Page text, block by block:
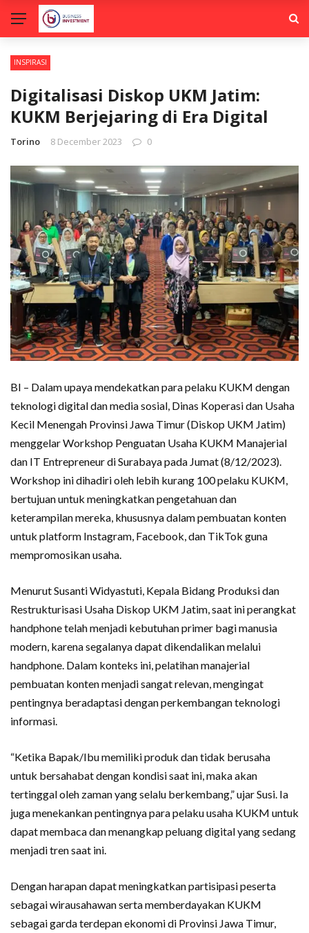
INSPIRASI
Digitalisasi Diskop UKM Jatim:
KUKM Berjejaring di Era Digital
Torino 8 December 2023 0
BI – Dalam upaya mendekatkan para pelaku KUKM dengan
teknologi digital dan media sosial, Dinas Koperasi dan Usaha
Kecil Menengah Provinsi Jawa Timur (Diskop UKM Jatim)
menggelar Workshop Penguatan Usaha KUKM Manajerial
dan IT Entrepreneur di Surabaya pada Jumat (8/12/2023).
Workshop ini dihadiri oleh lebih kurang 100 pelaku KUKM,
bertujuan untuk meningkatkan pengetahuan dan
keterampilan mereka, khususnya dalam pembuatan konten
untuk platform Instagram, Facebook, dan TikTok guna
mempromosikan usaha.
Menurut Susanti Widyastuti, Kepala Bidang Produksi dan
Restrukturisasi Usaha Diskop UKM Jatim, saat ini perangkat
handphone telah menjadi kebutuhan primer bagi manusia
modern, karena segalanya dapat dikendalikan melalui
handphone. Dalam konteks ini, pelatihan manajerial
pembuatan konten menjadi sangat relevan, mengingat
pentingnya beradaptasi dengan perkembangan teknologi
informasi.
“Ketika Bapak/Ibu memiliki produk dan tidak berusaha
untuk bersahabat dengan kondisi saat ini, maka akan
tertinggal oleh zaman yang selalu berkembang,” ujar Susi. Ia
juga menekankan pentingnya para pelaku usaha KUKM untuk
dapat membaca dan menangkap peluang digital yang sedang
menjadi tren saat ini.
Dengan harapan dapat meningkatkan partisipasi peserta
sebagai wirausahawan serta memberdayakan KUKM
sebagai garda terdepan ekonomi di Provinsi Jawa Timur,